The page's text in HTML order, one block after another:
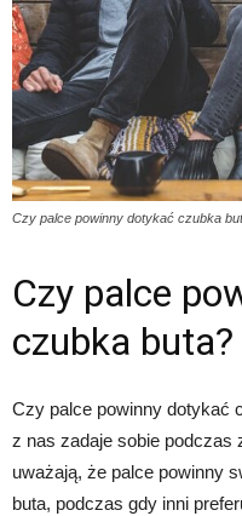
Czy palce powinny dotykać czubka
Czy palce
czubka buta?
Czy palce powinny dotykać
z nas zadaje sobie podczas
uważają, że palce powinny
buta, podczas gdy inni